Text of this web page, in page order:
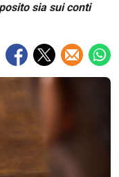
sia sui conti